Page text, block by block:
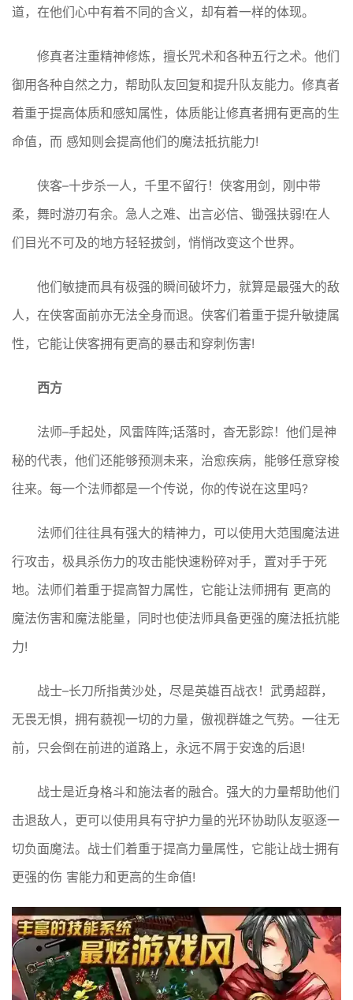
道，在他们心中有着不同的含义，却有着一样的体现。
修真者注重精神修炼，擅长咒术和各种五行之术。他们
御用各种自然之力，帮助队友回复和提升队友能力。修真者
着重于提高体质和感知属性，体质能让修真者拥有更高的生
命值，而 感知则会提高他们的魔法抵抗能力!
侠客–十步杀一人，千里不留行！侠客用剑，刚中带
柔，舞时游刃有余。急人之难、出言必信、锄强扶弱!在人
们目光不可及的地方轻轻拔剑，悄悄改变这个世界。
他们敏捷而具有极强的瞬间破坏力，就算是最强大的敌
人，在侠客面前亦无法全身而退。侠客们着重于提升敏捷属
性，它能让侠客拥有更高的暴击和穿刺伤害!
西方
法师–手起处，风雷阵阵;话落时，杳无影踪！他们是神
秘的代表，他们还能够预测未来，治愈疾病，能够任意穿梭
往来。每一个法师都是一个传说，你的传说在这里吗?
法师们往往具有强大的精神力，可以使用大范围魔法进
行攻击，极具杀伤力的攻击能快速粉碎对手，置对手于死
地。法师们着重于提高智力属性，它能让法师拥有 更高的
魔法伤害和魔法能量，同时也使法师具备更强的魔法抵抗能
力!
战士–长刀所指黄沙处，尽是英雄百战衣！武勇超群，
无畏无惧，拥有藐视一切的力量，傲视群雄之气势。一往无
前，只会倒在前进的道路上，永远不屑于安逸的后退!
战士是近身格斗和施法者的融合。强大的力量帮助他们
击退敌人，更可以使用具有守护力量的光环协助队友驱逐一
切负面魔法。战士们着重于提高力量属性，它能让战士拥有
更强的伤 害能力和更高的生命值!